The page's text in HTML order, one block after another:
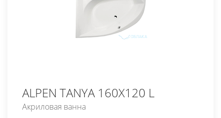
ALPEN TANYA 160X120 L
Акриловая ванна